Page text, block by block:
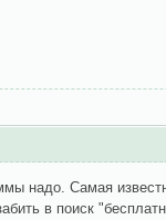
надо. Самая
в поиск